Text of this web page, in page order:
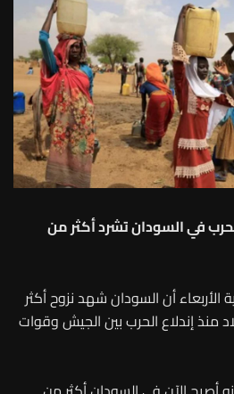
في السودان تشرد أكثر من
الأربعاء أن السودان شهد نزوح أكثر
إندلاع الحرب بين الجيش وقوات